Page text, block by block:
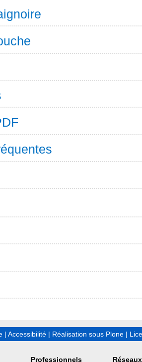
| Accessibilité| Réalisation sous Plone|
Professionnels Réseaux